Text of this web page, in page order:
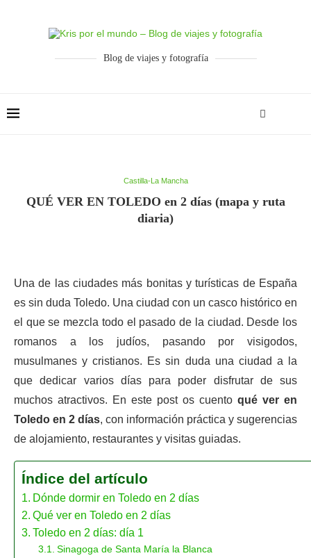
Blog de viajes y fotografía
Castilla-La Mancha
QUÉ VER EN TOLEDO en 2 días (mapa y ruta
diaria)
Una de las ciudades más bonitas y turísticas de España
es sin duda Toledo. Una ciudad con un casco histórico en
el que se mezcla todo el pasado de la ciudad. Desde los
romanos a los judíos, pasando por visigodos,
musulmanes y cristianos. Es sin duda una ciudad a la
que dedicar varios días para poder disfrutar de sus
muchos atractivos. En este post os cuento qué ver en
Toledo en 2 días, con información práctica y sugerencias
de alojamiento, restaurantes y visitas guiadas.
Índice del artículo
Dónde dormir en Toledo en 2 días
Qué ver en Toledo en 2 días
Toledo en 2 días: día 1
Sinagoga de Santa María la Blanca